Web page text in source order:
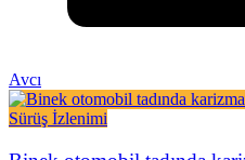
Avcı
Sürüş İzlenimi